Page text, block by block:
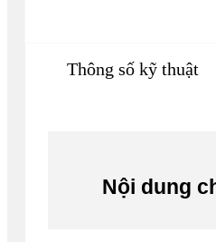
Thông số kỹ thuật
Nội dung